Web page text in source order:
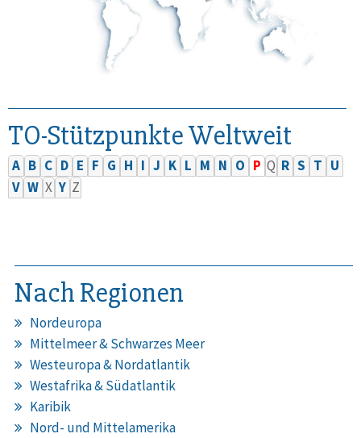
TO-Stützpunkte Weltweit
A B C D E F G H I J K L M N O P Q R S T U
V W X Y Z
Nach Regionen
Nordeuropa
Mittelmeer & Schwarzes Meer
Westeuropa & Nordatlantik
Westafrika & Südatlantik
Karibik
Nord- und Mittelamerika